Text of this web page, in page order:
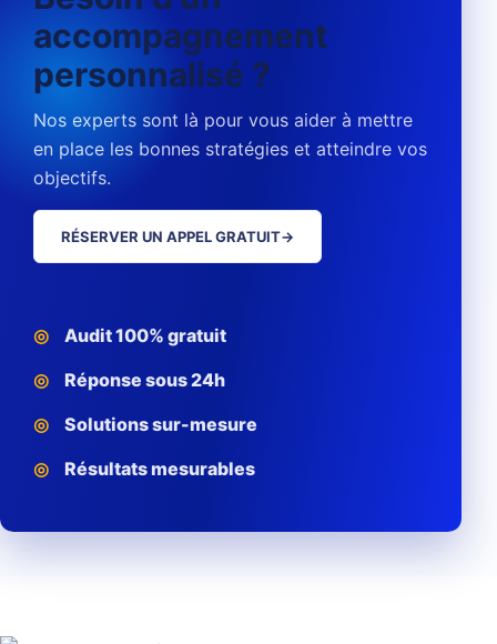
accompagnement
personnalisé ?
Nos experts sont là pour vous aider à mettre
en place les bonnes stratégies et atteindre vos
objectifs.
RÉSERVER UN APPEL GRATUIT→
Audit 100% gratuit
Réponse sous 24h
Solutions sur-mesure
Résultats mesurables